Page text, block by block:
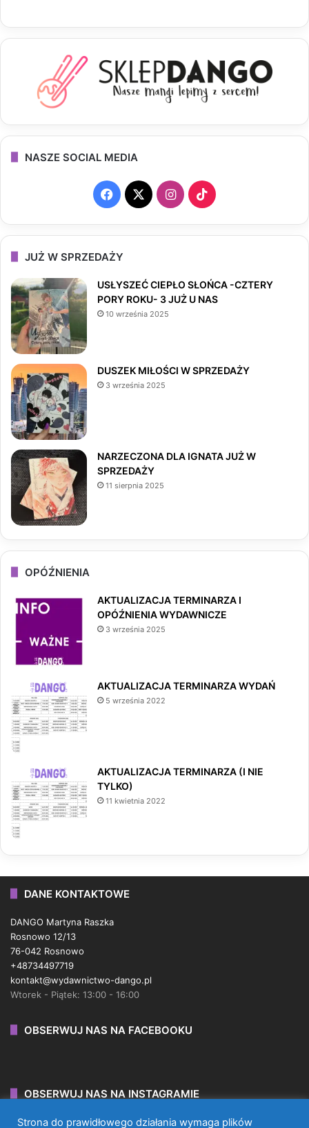
NASZE SOCIAL MEDIA
F
a
b
k
X
I
n
a
T
i
T
o
JUŻ W SPRZEDAŻY
USŁYSZEĆ CIEPŁO SŁOŃCA -CZTERY
PORY ROKU- 3 JUŻ U NAS
10 września 2025
DUSZEK MIŁOŚCI W SPRZEDAŻY
3 września 2025
NARZECZONA DLA IGNATA JUŻ W
SPRZEDAŻY
11 sierpnia 2025
OPÓŹNIENIA
AKTUALIZACJA TERMINARZA I
OPÓŹNIENIA WYDAWNICZE
3 września 2025
AKTUALIZACJA TERMINARZA WYDAŃ
5 września 2022
AKTUALIZACJA TERMINARZA (I NIE
TYLKO)
11 kwietnia 2022
DANE KONTAKTOWE
DANGO Martyna Raszka
Rosnowo 12/13
76-042 Rosnowo
+48734497719
kontakt@wydawnictwo-dango.pl
Wtorek - Piątek: 13:00 - 16:00
OBSERWUJ NAS NA FACEBOOKU
OBSERWUJ NAS NA INSTAGRAMIE
Strona do prawidłowego działania wymaga plików